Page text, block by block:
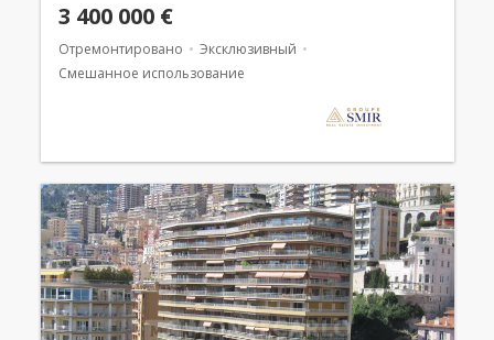
3 400 000 €
Отремонтировано
Эксклюзивный
Смешанное использование